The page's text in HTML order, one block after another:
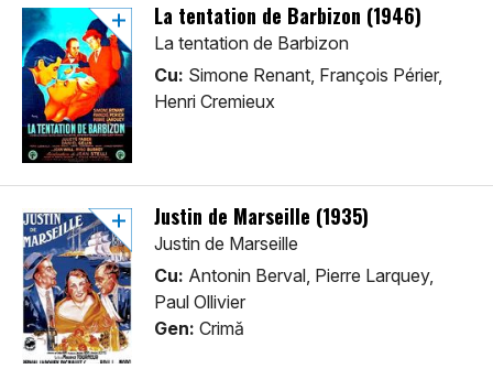
La tentation de Barbizon (1946)
La tentation de Barbizon
Cu: Simone Renant, François Périer,
Henri Cremieux
Justin de Marseille (1935)
Justin de Marseille
Cu: Antonin Berval, Pierre Larquey,
Paul Ollivier
Gen: Crimă